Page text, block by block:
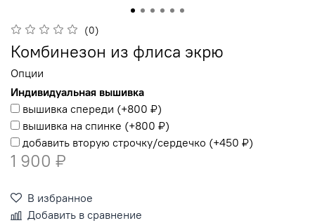
(0)
Комбинезон из флиса экрю
Опции
Индивидуальная вышивка
вышивка спереди (+800 ₽)
вышивка на спинке (+800 ₽)
добавить вторую строчку/сердечко (+450 ₽)
1 900 ₽
В избранное
Добавить в сравнение